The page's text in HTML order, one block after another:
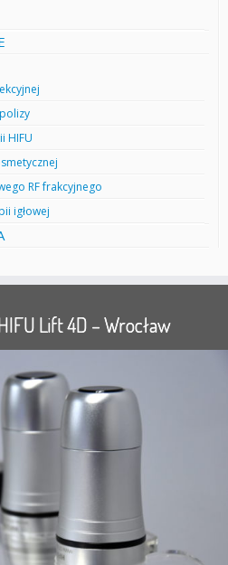
HIFU
RF frakcyjnego
igłowej
Lift 4D – Wrocław